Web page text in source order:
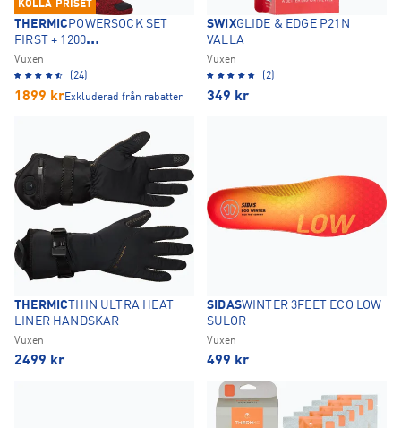
KOLLA PRISET
THERMIC POWERSOCK SET
FIRST + 1200
VÄRMESTRUMPOR
Vuxen
(24)
1899 krExkluderad från rabatter
SWIXGLIDE & EDGE P21N
VALLA
Vuxen
(2)
349 kr
THERMIC THIN ULTRA HEAT
LINER HANDSKAR
Vuxen
2499 kr
SIDASWINTER 3FEET ECO LOW
SULOR
Vuxen
499 kr